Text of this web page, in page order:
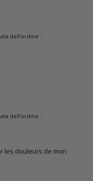
dell'ordine :
dell'ordine :
les douleurs de mon